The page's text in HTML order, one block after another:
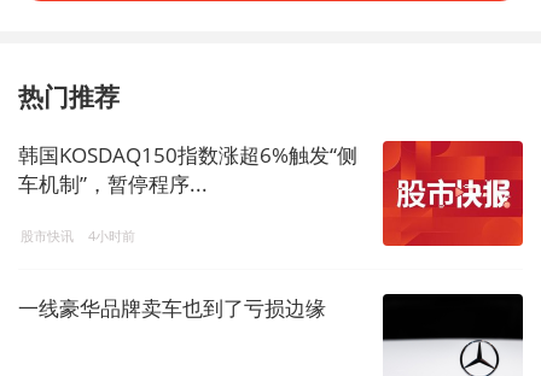
热门推荐
韩国KOSDAQ150指数涨超6%触发“侧
车机制”，暂停程序...
股市快讯 4小时前
一线豪华品牌卖车也到了亏损边缘